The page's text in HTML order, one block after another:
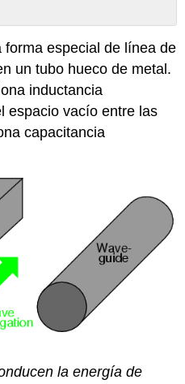
forma especial de línea de
un tubo hueco de metal.
inductancia
espacio vacío entre las
capacitancia
la energía de